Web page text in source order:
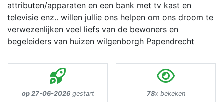
attributen/apparaten en een bank met tv kast en
televisie enz.. willen jullie ons helpen om ons droom te
verwezenlijken veel liefs van de bewoners en
begeleiders van huizen wilgenborgh Papendrecht
op 27-06-2026gestart 78x bekeken